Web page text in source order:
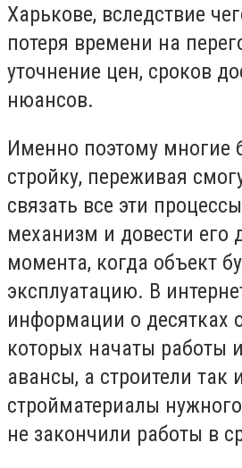
Харькове, вследствие
потеря времени на
уточнение цен, сроков
нюансов.
Именно поэтому многие
стройку, переживая
связать все эти
механизм и довести его
момента, когда объект
эксплуатацию. В
информации о десятках
которых начаты работы
авансы, а строители так
стройматериалы
не закончили работы в